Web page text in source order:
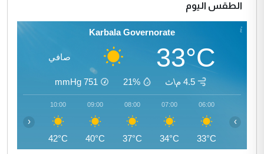
الطقس اليوم
Karbala Governorate
33°C صافي
4.5 م\ث 21%
751
mmHg
06:00
33°C
07:00
34°C
08:00
37°C
09:00
40°C
10:00
42°C
‹ ›